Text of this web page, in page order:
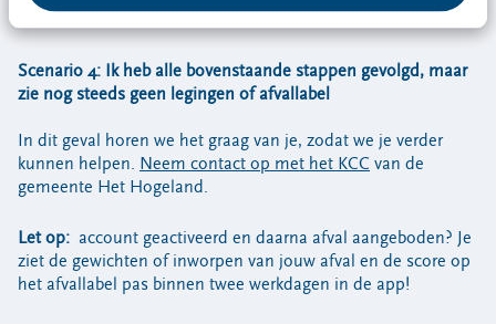
Scenario 4: Ik heb alle bovenstaande stappen gevolgd, maar
zie nog steeds geen legingen of afvallabel
In dit geval horen we het graag van je, zodat we je verder
kunnen helpen. Neem contact op met het KCC van de
gemeente Het Hogeland.
Let op: account geactiveerd en daarna afval aangeboden? Je
ziet de gewichten of inworpen van jouw afval en de score op
het afvallabel pas binnen twee werkdagen in de app!